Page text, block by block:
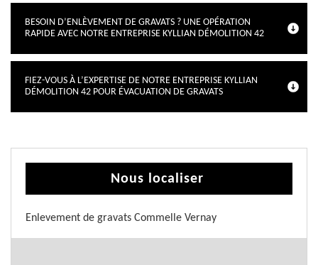
BESOIN D’ENLÈVEMENT DE GRAVATS ? UNE OPÉRATION
RAPIDE AVEC NOTRE ENTREPRISE KYLLIAN DÉMOLITION 42
FIEZ-VOUS À L’EXPERTISE DE NOTRE ENTREPRISE KYLLIAN
DÉMOLITION 42 POUR ÉVACUATION DE GRAVATS
Nous localiser
Enlevement de gravats Commelle Vernay